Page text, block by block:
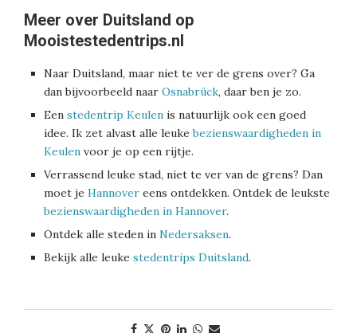
Meer over Duitsland op
Mooistestedentrips.nl
Naar Duitsland, maar niet te ver de grens over? Ga
dan bijvoorbeeld naar Osnabrück, daar ben je zo.
Een stedentrip Keulen is natuurlijk ook een goed
idee. Ik zet alvast alle leukebezienswaardigheden in
Keulen voor je op een rijtje.
Verrassend leuke stad, niet te ver van de grens? Dan
moet je Hannover eens ontdekken. Ontdek de leukste
bezienswaardigheden in Hannover.
Ontdek alle steden in Nedersaksen.
Bekijk alle leuke stedentrips Duitsland.